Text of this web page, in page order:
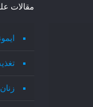
مقالات
زنان